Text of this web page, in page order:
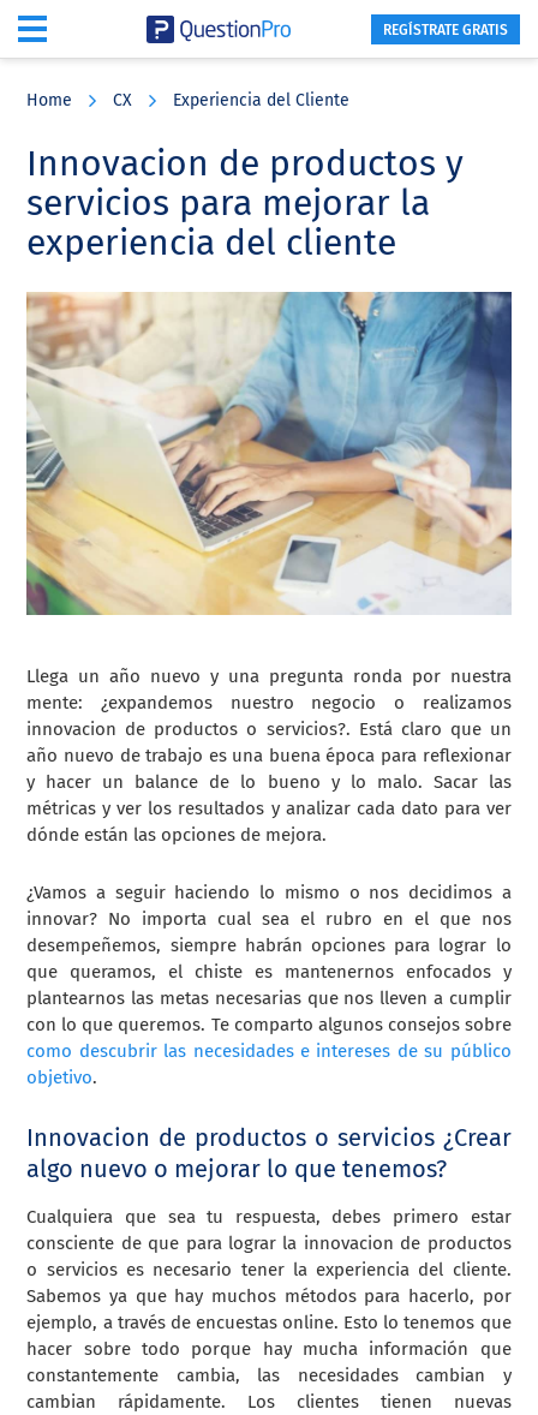
content
sidebar
REGÍSTRATE GRATIS
Home CX Experiencia del Cliente
Innovacion de productos y
servicios para mejorar la
experiencia del cliente
Llega un año nuevo y una pregunta ronda por nuestra
mente: ¿expandemos nuestro negocio o realizamos
innovacion de productos o servicios?. Está claro que un
año nuevo de trabajo es una buena época para reflexionar
y hacer un balance de lo bueno y lo malo. Sacar las
métricas y ver los resultados y analizar cada dato para ver
dónde están las opciones de mejora.
¿Vamos a seguir haciendo lo mismo o nos decidimos a
innovar? No importa cual sea el rubro en el que nos
desempeñemos, siempre habrán opciones para lograr lo
que queramos, el chiste es mantenernos enfocados y
plantearnos las metas necesarias que nos lleven a cumplir
con lo que queremos. Te comparto algunos consejos sobre
como descubrir las necesidades e intereses de su público
objetivo.
Innovacion de productos o servicios ¿Crear
algo nuevo o mejorar lo que tenemos?
Cualquiera que sea tu respuesta, debes primero estar
consciente de que para lograr la innovacion de productos
o servicios es necesario tener la experiencia del cliente.
Sabemos ya que hay muchos métodos para hacerlo, por
ejemplo, a través de encuestas online. Esto lo tenemos que
hacer sobre todo porque hay mucha información que
constantemente cambia, las necesidades cambian y
cambian rápidamente. Los clientes tienen nuevas